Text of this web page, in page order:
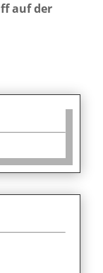
auf der